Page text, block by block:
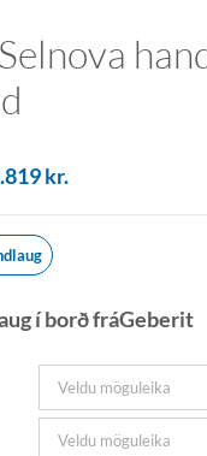
kr.
í borð fráGeberit